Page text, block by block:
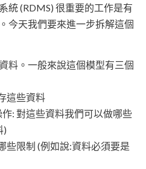
統 (RDMS) 很重要的工作是有
今天我們要來進一步拆解這個
料。一般來說這個模型有三個
這些資料
: 對這些資料我們可以做哪些
)
些限制 (例如說:資料必須要是